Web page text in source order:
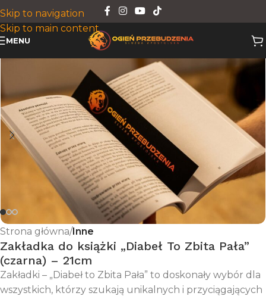
Skip to navigation
Skip to main content
MENU
Strona główna Inne
Zakładka do książki „Diabeł To Zbita Pała”
(czarna) – 21cm
Zakładki – „Diabeł to Zbita Pała” to doskonały wybór dla
wszystkich, którzy szukają unikalnych i przyciągających